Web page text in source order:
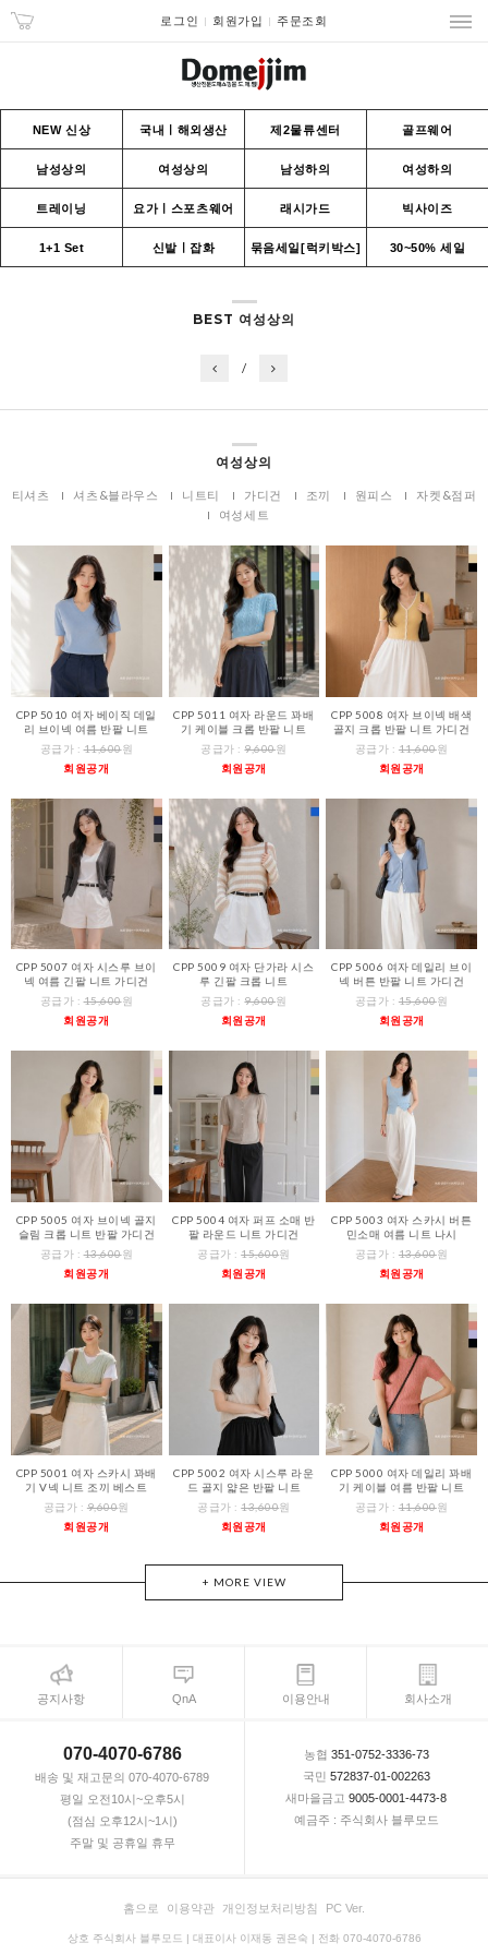
로그인 회원가입 주문조회
NEW 신상 국내ㅣ해외생산 제2물류센터 골프웨어
남성상의 여성상의 남성하의 여성하의
트레이닝 요가ㅣ스포츠웨어 래시가드 빅사이즈
1+1 Set 신발ㅣ잡화 묶음세일[럭키박스] 30~50% 세일
BEST 여성상의
/
여성상의
티셔츠 셔츠&블라우스 니트티 가디건 조끼 원피스
자켓&점퍼
여성세트
CPP 5010 여자 베이직 데일
리 브이넥 여름 반팔 니트
공급가 :11,600원
회원공개
CPP 5011 여자 라운드 꽈배
기 케이블 크롭 반팔 니트
공급가 :9,600원
회원공개
CPP 5008 여자 브이넥 배색
골지 크롭 반팔 니트 가디건
공급가 : 11,600원
회원공개
CPP 5007 여자 시스루 브이
넥 여름 긴팔 니트 가디건
공급가 :15,600원
회원공개
CPP 5009 여자 단가라 시스
루 긴팔 크롭 니트
공급가 :9,600원
회원공개
CPP 5006 여자 데일리 브이
넥 버튼 반팔 니트 가디건
공급가 : 15,600원
회원공개
CPP 5005 여자 브이넥 골지
슬림 크롭 니트 반팔 가디건
공급가 :13,600원
회원공개
CPP 5004 여자 퍼프 소매 반
팔 라운드 니트 가디건
공급가 :15,600원
회원공개
CPP 5003 여자 스카시 버튼
민소매 여름 니트 나시
공급가 : 13,600원
회원공개
CPP 5001 여자 스카시 꽈배
기 V넥 니트 조끼 베스트
공급가 : 9,600원
회원공개
CPP 5002 여자 시스루 라운
드 골지 얇은 반팔 니트
공급가 :13,600원
회원공개
CPP 5000 여자 데일리 꽈배
기 케이블 여름 반팔 니트
공급가 : 11,600원
회원공개
+ MORE VIEW
공지사항 QnA 이용안내 회사소개
070-4070-6786
배송 및 재고문의 070-4070-6789
평일 오전10시~오후5시
(점심 오후12시~1시)
주말 및 공휴일 휴무
농협 351-0752-3336-73
국민 572837-01-002263
새마을금고 9005-0001-4473-8
예금주 : 주식회사 블루모드
홈으로 이용약관 개인정보처리방침 PC Ver.
상호 주식회사 블루모드 | 대표이사 이재동 권은숙 | 전화 070-4070-6786